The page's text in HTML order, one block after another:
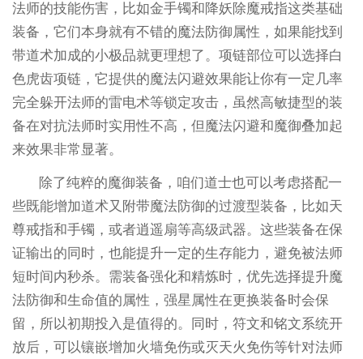
法师的技能伤害，比如金手镯和降妖除魔戒指这类基础
装备，它们本身就有不错的魔法防御属性，如果能找到
带道术加成的小极品就更理想了。项链部位可以选择白
色虎齿项链，它提供的魔法闪避效果能让你有一定几率
完全躲开法师的雷电术等锁定攻击，虽然高敏捷型的装
备在对抗法师时实用性不高，但魔法闪避和魔御叠加起
来效果非常显著。
除了纯粹的魔御装备，咱们道士也可以考虑搭配一
些既能增加道术又附带魔法防御的过渡型装备，比如天
尊戒指和手镯，或者逍遥扇等高级武器。这些装备在保
证输出的同时，也能提升一定的生存能力，避免被法师
短时间内秒杀。需装备强化和精炼时，优先选择提升魔
法防御和生命值的属性，强星属性在更换装备时会保
留，所以初期投入是值得的。同时，符文和铭文系统开
放后，可以镶嵌增加火墙免伤或灭天火免伤等针对法师